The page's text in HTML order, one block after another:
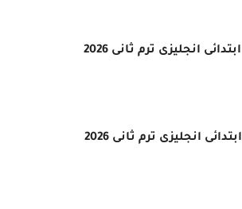
انجليزى ترم ثانى 2026
انجليزى ترم ثانى 2026